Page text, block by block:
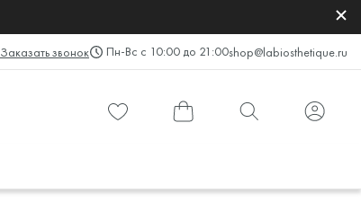
Заказать звонок Пн-Вс с 10:00 до 21:00shop@labiosthetique.ru